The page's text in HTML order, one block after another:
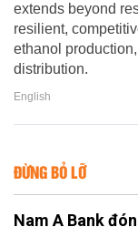
extends beyond
resilient,
ethanol
distribution.
English
ĐỪNG BỎ LỠ
Nam A Bank